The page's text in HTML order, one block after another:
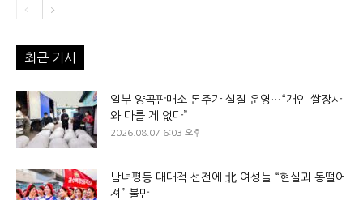
최근 기사
일부 양곡판매소 돈주가 실질 운영…“개인 쌀장사
와 다를 게 없다”
2026.08.07 6:03 오후
남녀평등 대대적 선전에 北 여성들 “현실과 동떨어
져” 불만